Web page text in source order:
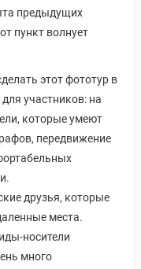
предыдущих
пункт волнует
этот фототур в
участников: на
которые умеют
передвижение
друзья, которые
места.
носители
много